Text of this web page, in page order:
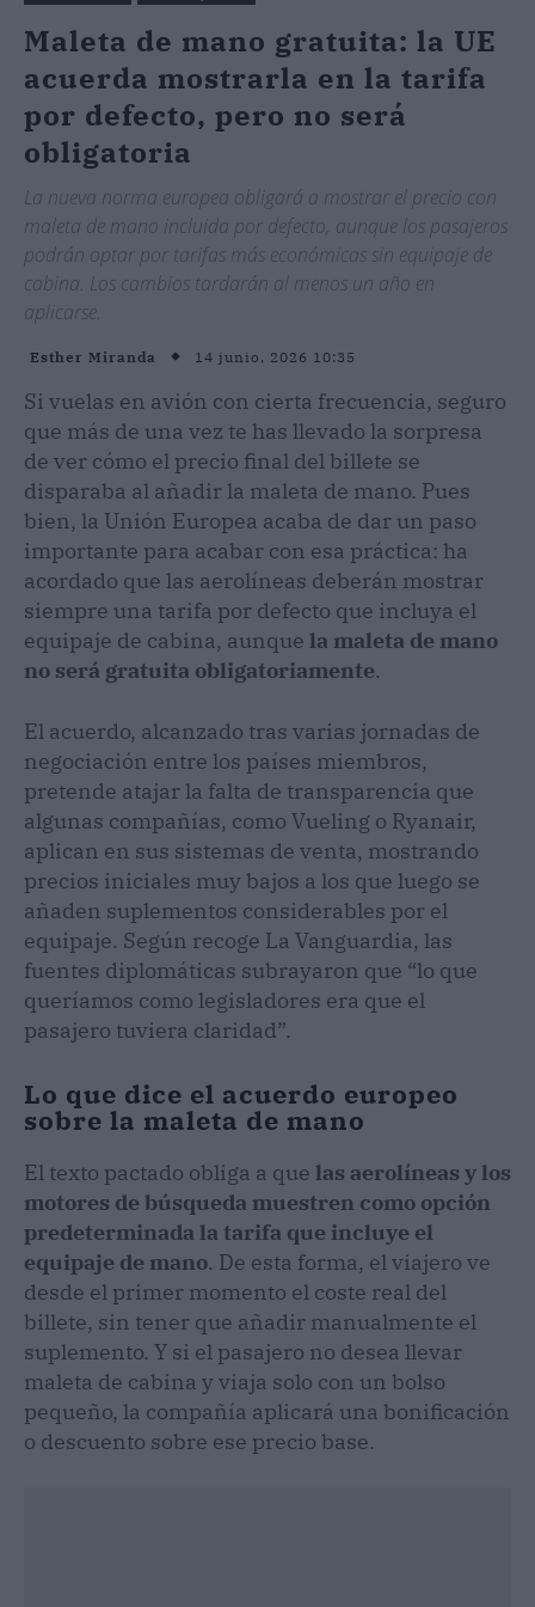
Maleta de mano gratuita: la UE
acuerda mostrarla en la tarifa
por defecto, pero no será
obligatoria
La nueva norma europea obligará a mostrar el precio con
maleta de mano incluida por defecto, aunque los pasajeros
podrán optar por tarifas más económicas sin equipaje de
cabina. Los cambios tardarán al menos un año en
aplicarse.
Esther Miranda 14 junio, 2026 10:35
Si vuelas en avión con cierta frecuencia, seguro
que más de una vez te has llevado la sorpresa
de ver cómo el precio final del billete se
disparaba al añadir la maleta de mano. Pues
bien, la Unión Europea acaba de dar un paso
importante para acabar con esa práctica: ha
acordado que las aerolíneas deberán mostrar
siempre una tarifa por defecto que incluya el
equipaje de cabina, aunque la maleta de mano
no será gratuita obligatoriamente.
El acuerdo, alcanzado tras varias jornadas de
negociación entre los países miembros,
pretende atajar la falta de transparencia que
algunas compañías, como Vueling o Ryanair,
aplican en sus sistemas de venta, mostrando
precios iniciales muy bajos a los que luego se
añaden suplementos considerables por el
equipaje. Según recoge La Vanguardia, las
fuentes diplomáticas subrayaron que “lo que
queríamos como legisladores era que el
pasajero tuviera claridad”.
Lo que dice el acuerdo europeo
sobre la maleta de mano
El texto pactado obliga a que las aerolíneas y los
motores de búsqueda muestren como opción
predeterminada la tarifa que incluye el
equipaje de mano. De esta forma, el viajero ve
desde el primer momento el coste real del
billete, sin tener que añadir manualmente el
suplemento. Y si el pasajero no desea llevar
maleta de cabina y viaja solo con un bolso
pequeño, la compañía aplicará una bonificación
o descuento sobre ese precio base.